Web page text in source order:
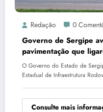
Redação 0
Governo de Sergipe
pavimentação que
Mole a Pinhão
O Governo do Estado de
Estadual de Infraestrutura
Consulte mais